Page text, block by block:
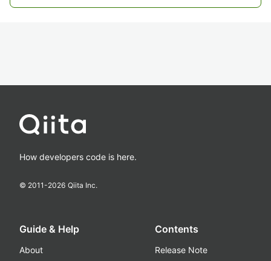
How developers code is here.
© 2011-2026 Qiita Inc.
Guide & Help
About
Contents
Release Note